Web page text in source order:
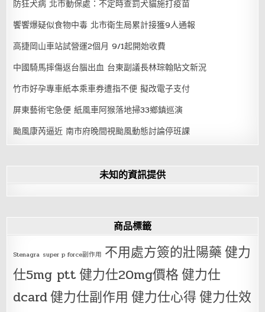
防狂犬病 北市動保處：不定時查罰犬貓施打疫苗
饗饗爆疑似食物中毒 北市衛生局累計接獲9人通報
高捷岡山車站試營運2個月 9/1起開始收費
中國騎馬摔傷返台腦出血 台東副議長林琮翰貼文新況
竹市好孕專車紙本乘車券遭指不便 擬改電子支付
屏東藝術宅急便 紙風車阿猴落地掃33鄉鎮巡演
颱風康芮逼近 南市府晚間視颱風動態討論停班課
未知的資訊提供
商品標籤
Stenagra super p force副作用 不用處方簽的壯陽藥健力
仕5mg ptt健力仕20mg價格健力仕
dcard健力仕副作用 健力仕心得健力仕效